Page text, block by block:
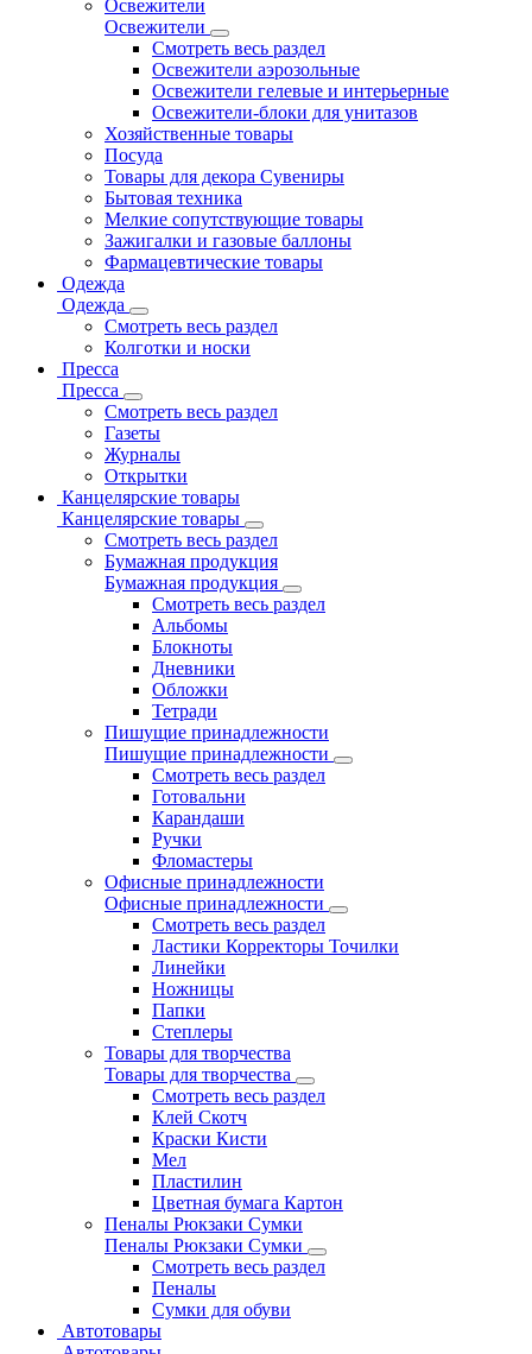
Освежители
Освежители
Смотреть весь раздел
Освежители аэрозольные
Освежители гелевые и интерьерные
Освежители-блоки для унитазов
Хозяйственные товары
Посуда
Товары для декора Сувениры
Бытовая техника
Мелкие сопутствующие товары
Зажигалки и газовые баллоны
Фармацевтические товары
Одежда
Одежда
Смотреть весь раздел
Колготки и носки
Пресса
Пресса
Смотреть весь раздел
Газеты
Журналы
Открытки
Канцелярские товары
Канцелярские товары
Смотреть весь раздел
Бумажная продукция
Бумажная продукция
Смотреть весь раздел
Альбомы
Блокноты
Дневники
Обложки
Тетради
Пишущие принадлежности
Пишущие принадлежности
Смотреть весь раздел
Готовальни
Карандаши
Ручки
Фломастеры
Офисные принадлежности
Офисные принадлежности
Смотреть весь раздел
Ластики Корректоры Точилки
Линейки
Ножницы
Папки
Степлеры
Товары для творчества
Товары для творчества
Смотреть весь раздел
Клей Скотч
Краски Кисти
Мел
Пластилин
Цветная бумага Картон
Пеналы Рюкзаки Сумки
Пеналы Рюкзаки Сумки
Смотреть весь раздел
Пеналы
Сумки для обуви
Автотовары